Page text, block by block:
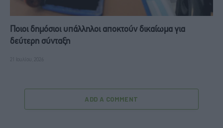
Ποιοι δημόσιοι υπάλληλοι αποκτούν δικαίωμα για
δεύτερη σύνταξη
21 Ιουλίου, 2026
ADD A COMMENT